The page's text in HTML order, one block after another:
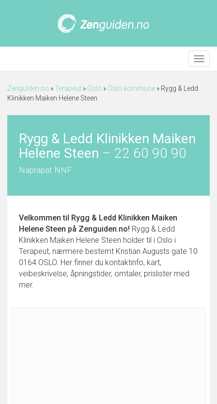
Meny
Zenguiden.no »Terapeut » Oslo » Oslo kommune » Rygg & Ledd
Klinikken Maiken Helene Steen
Rygg & Ledd Klinikken Maiken
Helene Steen – 22 60 90 90
Naprapat NNF
Velkommen til Rygg & Ledd Klinikken Maiken
Helene Steen på Zenguiden.no! Rygg & Ledd
Klinikken Maiken Helene Steen holder til i Oslo i
Terapeut, nærmere bestemt Kristian Augusts gate 10
0164 OSLO. Her finner du kontaktinfo, kart,
veibeskrivelse, åpningstider, omtaler, prislister med
mer.